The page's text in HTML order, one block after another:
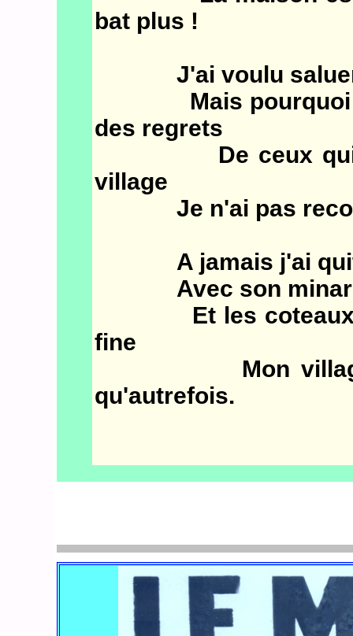
bat plus !
J'ai voulu saluer
Mais pourquoi
des regrets
De ceux qui
village
Je n'ai pas
A jamais j'ai quitté
Avec son minaret
Et les coteaux
fine
Mon village
qu'autrefois.